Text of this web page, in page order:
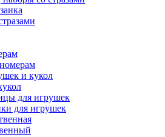
и кукол
для игрушек
для игрушек